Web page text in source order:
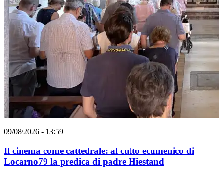
09/08/2026 - 13:59
Il cinema come cattedrale: al culto ecumenico di
Locarno79 la predica di padre Hiestand